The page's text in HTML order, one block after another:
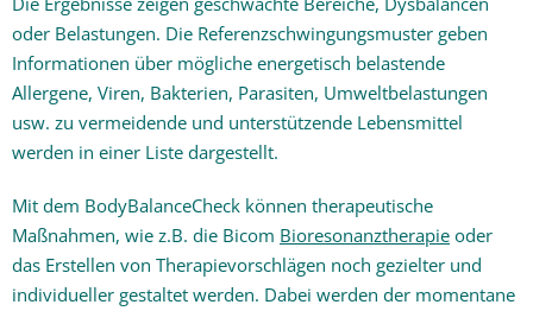
oder Belastungen. Die Referenzschwingungsmuster geben
Informationen über mögliche energetisch belastende
Allergene, Viren, Bakterien, Parasiten, Umweltbelastungen
usw. zu vermeidende und unterstützende Lebensmittel
werden in einer Liste dargestellt.
Mit dem BodyBalanceCheck können therapeutische
Maßnahmen, wie z.B. die Bicom Bioresonanztherapie oder
das Erstellen von Therapievorschlägen noch gezielter und
individueller gestaltet werden. Dabei werden der momentane